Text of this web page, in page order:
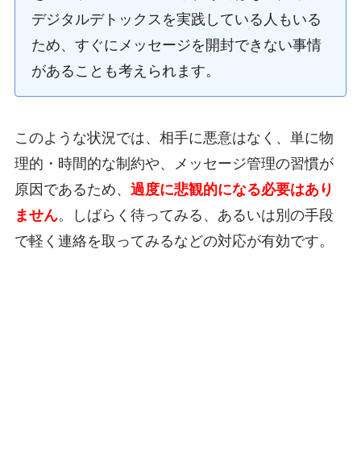
デジタルデトックスを実践している人もいる
ため、すぐにメッセージを開封できない事情
があることも考えられます。
このような状況では、相手に悪意はなく、単に物
理的・時間的な制約や、メッセージ管理の習慣が
原因であるため、 過度に悲観的になる必要はあり
ません。しばらく待ってみる、あるいは別の手段
で軽く連絡を取ってみるなどの対応が有効です。